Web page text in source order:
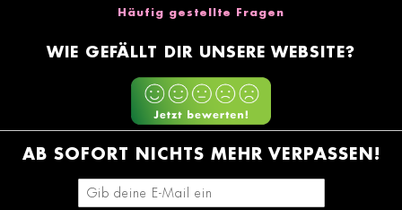
Häufig gestellte Fragen
WIE GEFÄLLT DIR UNSERE WEBSITE?
AB SOFORT NICHTS MEHR VERPASSEN!
E-Mail-Adresse eingeben